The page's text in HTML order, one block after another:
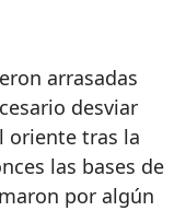
arrasadas
desviar
oriente tras la
las bases de
por algún